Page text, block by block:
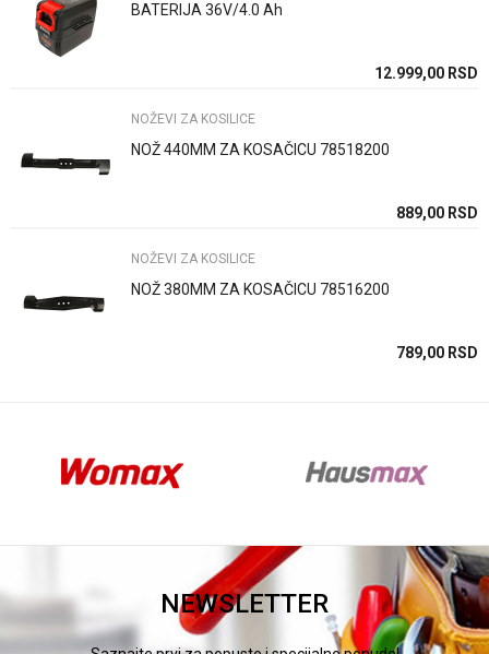
Poruka
BATERIJA 36V/4.0 Ah
12.999,00 RSD
NOŽEVI ZA KOSILICE
NOŽ 440MM ZA KOSAČICU 78518200
889,00 RSD
NOŽEVI ZA KOSILICE
NOŽ 380MM ZA KOSAČICU 78516200
789,00 RSD
NEWSLETTER